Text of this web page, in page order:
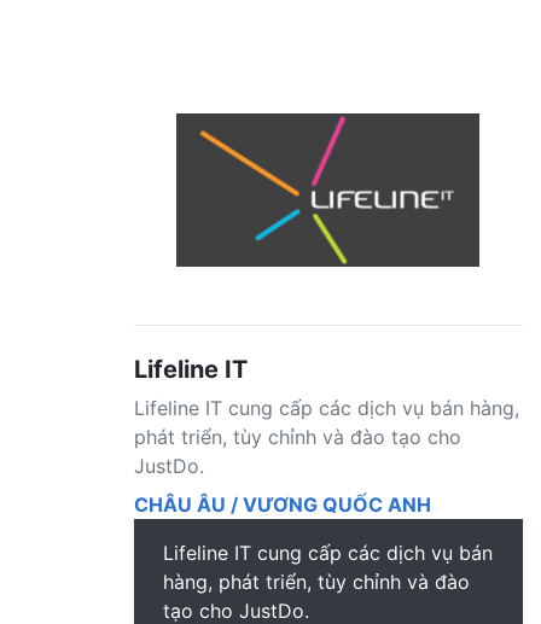
Lifeline IT
Lifeline IT cung cấp các dịch vụ bán hàng,
phát triển, tùy chỉnh và đào tạo cho
JustDo.
CHÂU ÂU / VƯƠNG QUỐC ANH
Lifeline IT cung cấp các dịch vụ bán
hàng, phát triển, tùy chỉnh và đào
tạo cho JustDo.